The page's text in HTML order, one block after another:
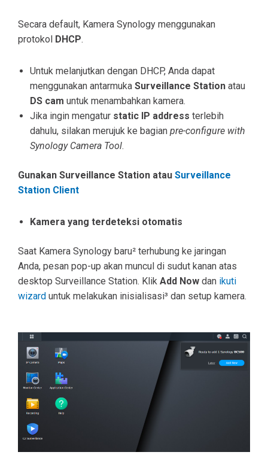
Secara default, Kamera Synology menggunakan
protokol DHCP.
Untuk melanjutkan dengan DHCP, Anda dapat
menggunakan antarmuka Surveillance Station atau
DS cam untuk menambahkan kamera.
Jika ingin mengatur static IP address terlebih
dahulu, silakan merujuk ke bagian pre-configure with
Synology Camera Tool.
Gunakan Surveillance Station atau Surveillance
Station Client
Kamera yang terdeteksi otomatis
Saat Kamera Synology baru² terhubung ke jaringan
Anda, pesan pop-up akan muncul di sudut kanan atas
desktop Surveillance Station. Klik Add Now dan ikuti
wizard untuk melakukan inisialisasi³ dan setup kamera.